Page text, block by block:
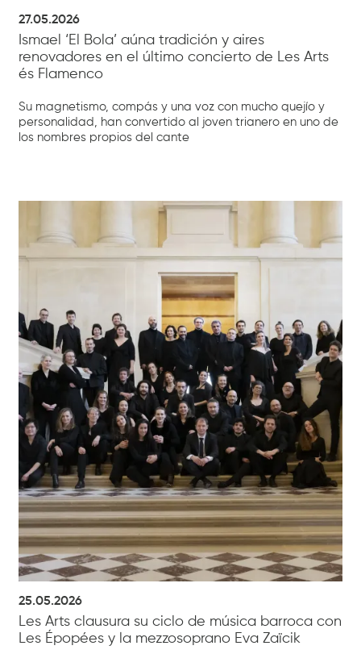
27.05.2026
Ismael ‘El Bola’ aúna tradición y aires
renovadores en el último concierto de Les Arts
és Flamenco
Su magnetismo, compás y una voz con mucho quejío y
personalidad, han convertido al joven trianero en uno de
los nombres propios del cante
25.05.2026
Les Arts clausura su ciclo de música barroca con
Les Épopées y la mezzosoprano Eva Zaïcik